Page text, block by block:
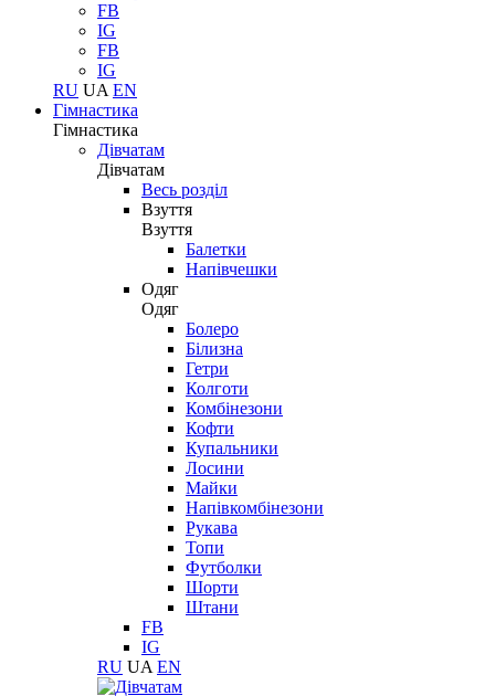
FB
IG
FB
IG
RU UA EN
Гімнастика
Гімнастика
Дівчатам
Дівчатам
Весь розділ
Взуття
Взуття
Балетки
Напівчешки
Одяг
Одяг
Болеро
Білизна
Гетри
Колготи
Комбінезони
Кофти
Купальники
Лосини
Майки
Напівкомбінезони
Рукава
Топи
Футболки
Шорти
Штани
FB
IG
RU UA EN